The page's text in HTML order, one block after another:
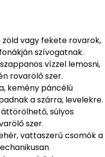
zöld vagy fekete rovarok,
szívogatnak.
vízzel lemosni,
rovarölő szer.
kemény páncélú
a szárra, levelekre.
súlyos
szer.
vattaszerű csomók a